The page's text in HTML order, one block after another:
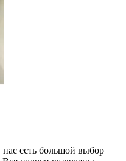
есть большой выбор